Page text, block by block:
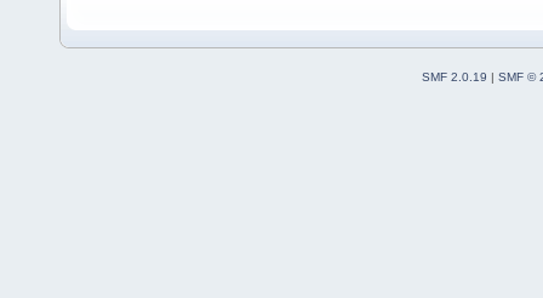
SMF 2.0.19 | SMF ©